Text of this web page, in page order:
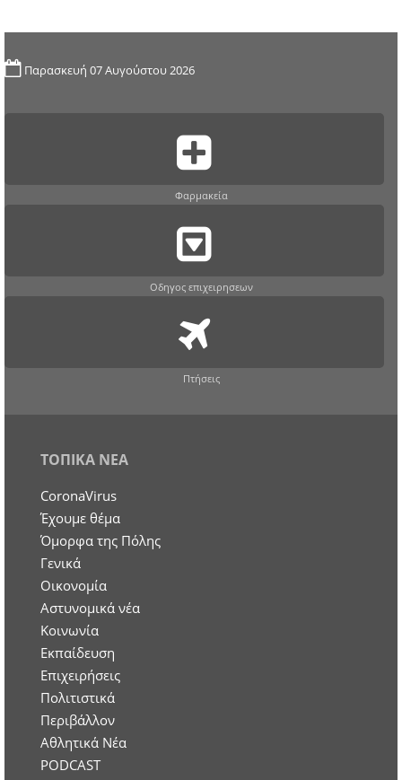
Παρασκευή 07 Αυγούστου 2026
Φαρμακεία
Οδηγος επιχειρησεων
Πτήσεις
ΤΟΠΙΚΑ ΝΕΑ
CoronaVirus
Έχουμε θέμα
Όμορφα της Πόλης
Γενικά
Οικονομία
Aστυνομικά νέα
Κοινωνία
Εκπαίδευση
Επιχειρήσεις
Πολιτιστικά
Περιβάλλον
Αθλητικά Νέα
PODCAST